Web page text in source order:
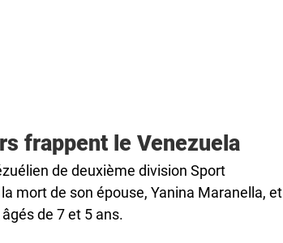
frappent le Venezuela
de deuxième division Sport
mort de son épouse, Yanina Maranella, et
de 7 et 5 ans.